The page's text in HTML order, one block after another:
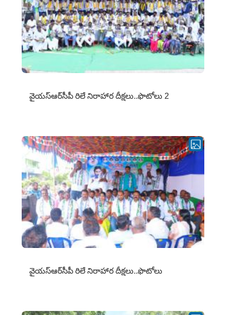
వైయ‌స్ఆర్‌సీపీ రిలే నిరాహార దీక్షలు..ఫొటోలు 2
వైయ‌స్ఆర్‌సీపీ రిలే నిరాహార దీక్షలు..ఫొటోలు